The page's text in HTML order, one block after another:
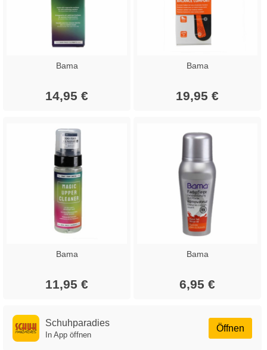
Bama
14,95 €
Bama
19,95 €
Bama
11,95 €
Bama
6,95 €
Öffnen
Schuhparadies
In App öffnen